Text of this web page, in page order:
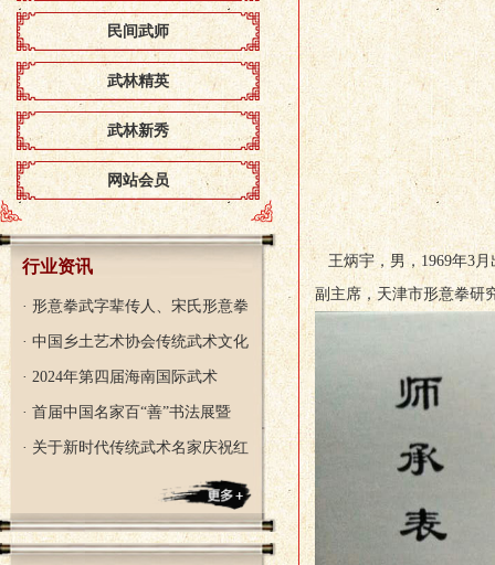
民间武师
武林精英
武林新秀
网站会员
行业资讯
· 形意拳武字辈传人、宋氏形意拳
· 中国乡土艺术协会传统武术文化
· 2024年第四届海南国际武术
· 首届中国名家百“善”书法展暨
· 关于新时代传统武术名家庆祝红
王炳宇，男，1969年3
副主席，天津市形意拳研